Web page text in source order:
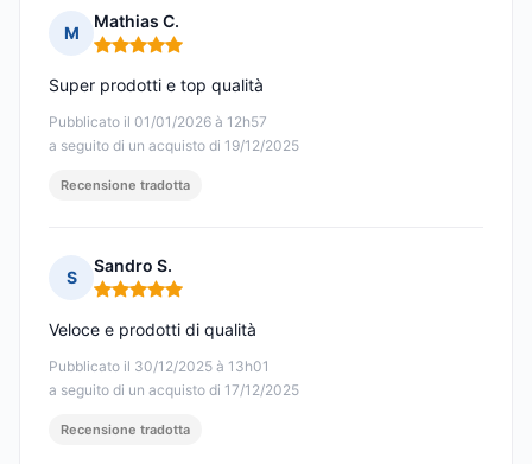
M
Mathias C.
Nota: 5 su 5
Pubblicato il 01/01/2026 à 12h57
a seguito di un acquisto di 19/12/2025
Super prodotti e top qualità
Recensione tradotta
S
Sandro S.
Nota: 5 su 5
Pubblicato il 30/12/2025 à 13h01
a seguito di un acquisto di 17/12/2025
Veloce e prodotti di qualità
Recensione tradotta